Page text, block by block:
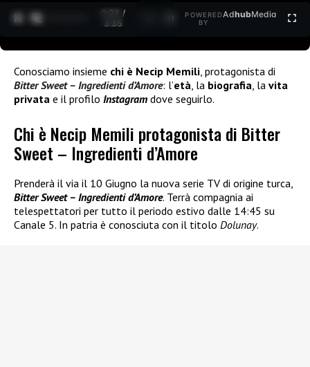
0:30 /
3:35
POWERED
BY
AdhubMedia
Conosciamo insieme chi è Necip Memili , protagonista di
Bitter Sweet – Ingredienti d’Amore: l’età , la biografia , la vita
privata e il profilo Instagram dove seguirlo.
Chi è Necip Memili protagonista di Bitter
Sweet – Ingredienti d’Amore
Prenderà il via il 10 Giugno la nuova serie TV di origine turca,
Bitter Sweet – Ingredienti d’Amore. Terrà compagnia ai
telespettatori per tutto il periodo estivo dalle 14:45 su
Canale 5. In patria è conosciuta con il titolo Dolunay.